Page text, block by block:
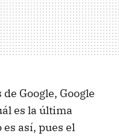
Google, Google
es la última
así, pues el